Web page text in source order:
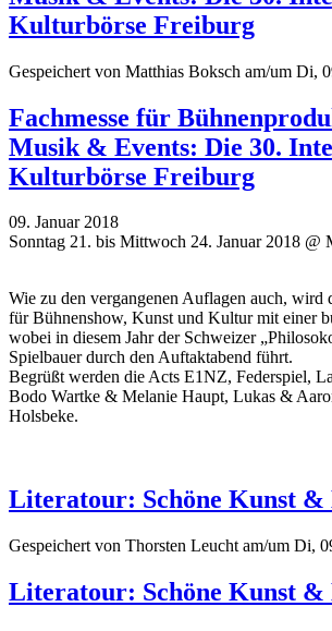
Kulturbörse Freiburg
Gespeichert von Matthias Boksch am/um Di,
Fachmesse für
Musik & Events: Die 30.
Kulturbörse Freiburg
09. Januar 2018
Sonntag 21. bis Mittwoch 24. Januar 2018 @
Wie zu den vergangenen Auflagen auch, wird
für Bühnenshow, Kunst und Kultur mit einer
wobei in diesem Jahr der Schweizer
Spielbauer durch den Auftaktabend führt.
Begrüßt werden die Acts E1NZ, Federspiel,
Bodo Wartke & Melanie Haupt, Lukas &
Holsbeke.
Literatour: Schöne Kunst &
Gespeichert von Thorsten Leucht am/um Di,
Literatour: Schöne Kunst &